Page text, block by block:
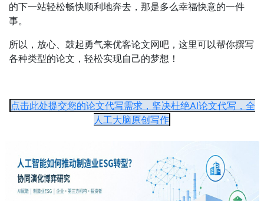
的下一站轻松畅快顺利地奔去，那是多么幸福快意的一件
事。
所以，放心、鼓起勇气来优客论文网吧，这里可以帮你撰写
各种类型的论文，轻松实现自己的梦想！
点击此处提交您的论文代写需求，坚决杜绝AI论文代写，全
人工大脑原创写作